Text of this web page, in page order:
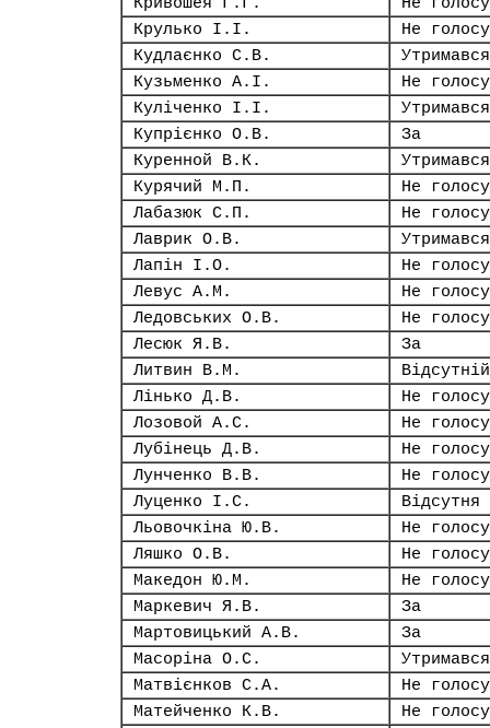
Крулько І.І.
Не
Кудлаєнко С.В.
Утримався
Кузьменко А.І.
Не
Куліченко І.І.
Утримався
Купрієнко О.В.
За
Куренной В.К.
Утримався
Курячий М.П.
Не
Лабазюк С.П.
Не
Лаврик О.В.
Утримався
Лапін І.О.
Не
Левус А.М.
Не
Ледовських О.В.
Не
Лесюк Я.В.
За
Литвин В.М.
Відсутній
Лінько Д.В.
Не
Лозовой А.С.
Не
Лубінець Д.В.
Не
Лунченко В.В.
Не
Луценко І.С.
Відсутня
Льовочкіна Ю.В.
Не
Ляшко О.В.
Не
Македон Ю.М.
Не
Маркевич Я.В.
За
Мартовицький А.В.
За
Масоріна О.С.
Утримався
Матвієнков С.А.
Не
Матейченко К.В.
Не